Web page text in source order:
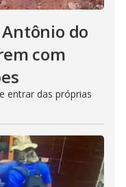
do
com
entrar das próprias